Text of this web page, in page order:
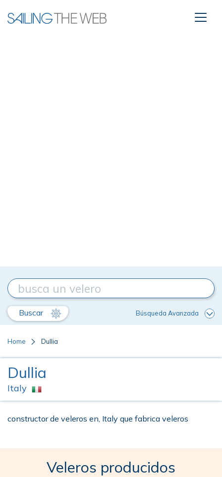
Buscar Búsqueda Avanzada
Home Dullia
Dullia
Italy
constructor de veleros en, Italy que fabrica veleros
Veleros producidos